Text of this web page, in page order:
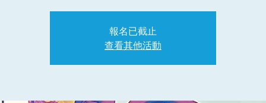
報名已截止
查看其他活動